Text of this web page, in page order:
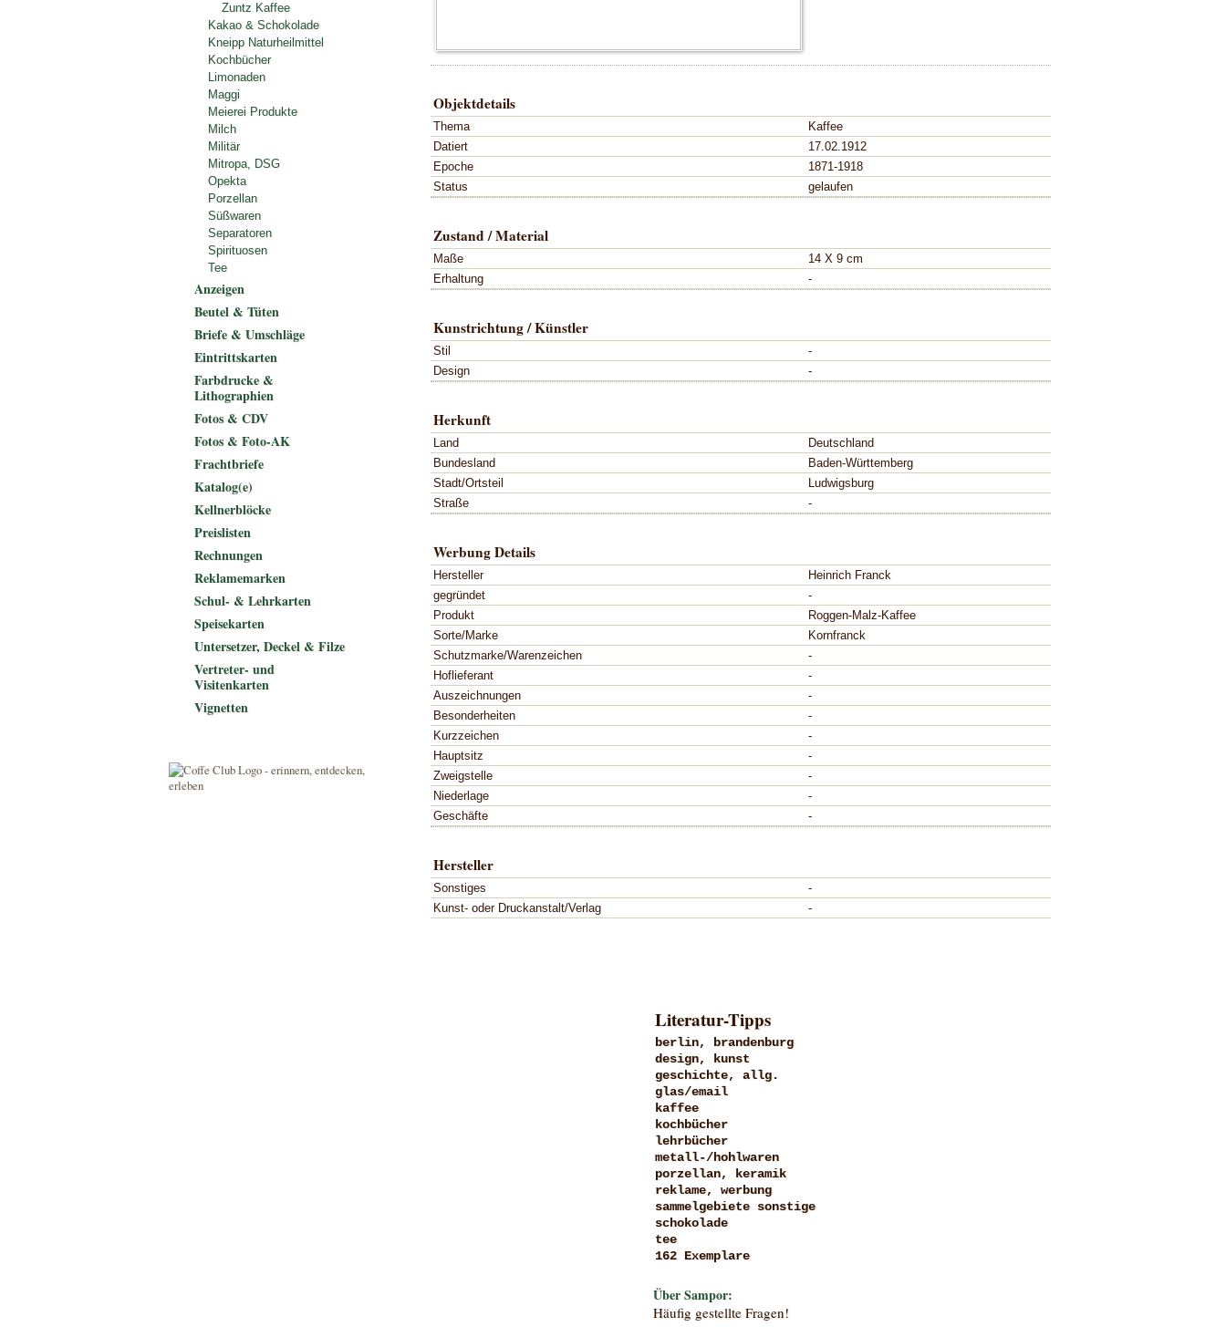
Objektdetails
Thema
Kaffee
Datiert
17.02.1912
Epoche
1871-1918
Status
gelaufen
Zustand / Material
Maße
14 X 9 cm
Erhaltung
-
Kunstrichtung / Künstler
Stil
-
Design
-
Herkunft
Land
Deutschland
Bundesland
Baden-Württemberg
Stadt/Ortsteil
Ludwigsburg
Straße
-
Werbung Details
Hersteller
Heinrich Franck
gegründet
-
Produkt
Roggen-Malz-Kaffee
Sorte/Marke
Kornfranck
Schutzmarke/Warenzeichen
-
Hoflieferant
-
Auszeichnungen
-
Besonderheiten
-
Kurzzeichen
-
Hauptsitz
-
Zweigstelle
-
Niederlage
-
Geschäfte
-
Hersteller
Sonstiges
-
Kunst- oder Druckanstalt/Verlag
-
Zuntz Kaffee
Kakao & Schokolade
Kneipp Naturheilmittel
Kochbücher
Limonaden
Maggi
Meierei Produkte
Milch
Militär
Mitropa, DSG
Opekta
Porzellan
Süßwaren
Separatoren
Spirituosen
Tee
Anzeigen
Beutel & Tüten
Briefe & Umschläge
Eintrittskarten
Farbdrucke &
Lithographien
Fotos & CDV
Fotos & Foto-AK
Frachtbriefe
Katalog(e)
Kellnerblöcke
Preislisten
Rechnungen
Reklamemarken
Schul- & Lehrkarten
Speisekarten
Untersetzer, Deckel & Filze
Vertreter- und
Visitenkarten
Vignetten
Literatur-Tipps
berlin, brandenburg
design, kunst
geschichte, allg.
glas/email
kaffee
kochbücher
lehrbücher
metall-/hohlwaren
porzellan, keramik
reklame, werbung
sammelgebiete sonstige
schokolade
tee
162 Exemplare
Über Sampor:
Häufig gestellte Fragen!